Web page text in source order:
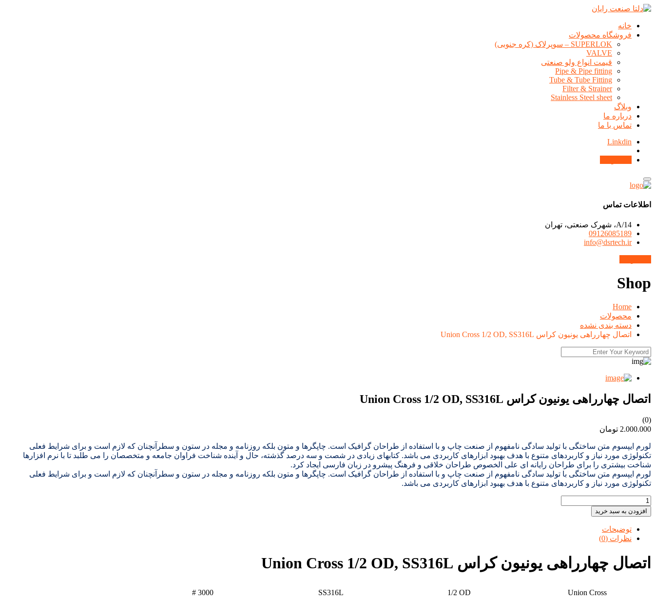
خانه
فروشگاه محصولات
SUPERLOK – سوپرلاک (کره جنوبی)
VALVE
قیمت انواع ولو صنعتی
Pipe & Pipe fitting
Tube & Tube Fitting
Filter & Strainer
Stainless Steel sheet
وبلاگ
درباره ما
تماس با ما
Linkdin
اطلاعات تماس
14/A، شهرک صنعتی، تهران
09126085189
info@dsrtech.ir
Shop
Home
محصولات
دسته بندی نشده
اتصال چهارراهی یونیون کراس Union Cross 1/2 OD, SS316L
اتصال چهارراهی یونیون کراس Union Cross 1/2 OD, SS316L
(0)
2.000.000 تومان
لورم ایپسوم متن ساختگی با تولید سادگی نامفهوم از صنعت چاپ و با استفاده از طراحان گرافیک است. چاپگرها و متون بلکه روزنامه و مجله در ستون و سطرآنچنان که لازم است و برای شرایط فعلی
تکنولوژی مورد نیاز و کاربردهای متنوع با هدف بهبود ابزارهای کاربردی می باشد. کتابهای زیادی در شصت و سه درصد گذشته، حال و آینده شناخت فراوان جامعه و متخصصان را می طلبد تا با نرم افزارها
شناخت بیشتری را برای طراحان رایانه ای علی الخصوص طراحان خلاقی و فرهنگ پیشرو در زبان فارسی ایجاد کرد.
لورم ایپسوم متن ساختگی با تولید سادگی نامفهوم از صنعت چاپ و با استفاده از طراحان گرافیک است. چاپگرها و متون بلکه روزنامه و مجله در ستون و سطرآنچنان که لازم است و برای شرایط فعلی
تکنولوژی مورد نیاز و کاربردهای متنوع با هدف بهبود ابزارهای کاربردی می باشد.
افزودن به سبد خرید
توضیحات
نظرات (0)
اتصال چهارراهی یونیون کراس Union Cross 1/2 OD, SS316L
Union Cross
1/2 OD
SS316L
# 3000